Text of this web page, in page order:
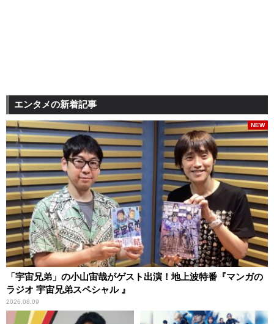
エンタメの新着記事
「宇宙兄弟」の小山宙哉がゲスト出演！地上波特番『マンガの
ラジオ 宇宙兄弟スペシャル 』
2026.08.09
NEW